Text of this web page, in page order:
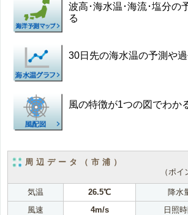
波高･海水温･海流･塩分の
る
30日先の海水温の予測や
風の特徴が1つの図でわか
周辺データ（市浦）
（ポ
気温 26.5℃ 降水
風速
4m/s 日照